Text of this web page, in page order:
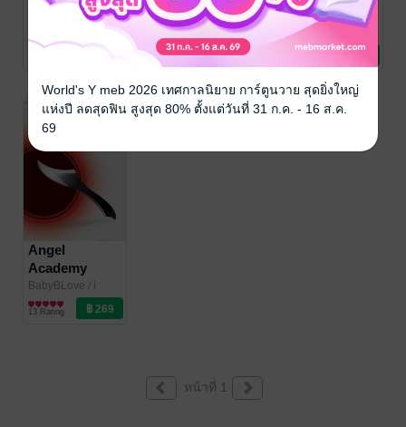
Academy
2gether เล่ม 2
green monkey
นิยายแฟนตาซี
Academy
(MarkBam)
2gether เล่ม 1
BabyBLove
/ i
green monkey
นิยายแฟนตาซี
8 Rating
Academy
(MarkBam)
Part เปลวไฟ
ปริศนา เล่ม 2
(จบภาค)
BabyBLove
green monkey
นิยายแฟนตาซี
Angel
Academy
(MarkBam)
Part เปลวไฟ
ปริศนา เล่ม 1
BabyBLove / i
green monkey
นิยายแฟนตาซี
13 Rating
หน้าที่ 1
World's Y meb 2026 เทศกาลนิยาย การ์ตูนวาย สุดยิ่งใหญ่
แห่งปี ลดสุดฟิน สูงสุด 80% ตั้งแต่วันที่ 31 ก.ค. - 16 ส.ค.
69